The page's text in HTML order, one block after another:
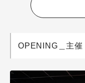
OPENING＿主催